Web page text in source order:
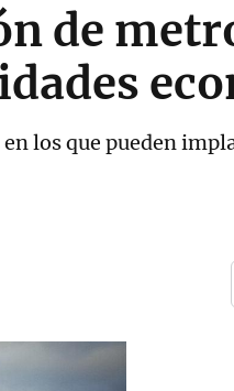
de
los que pueden